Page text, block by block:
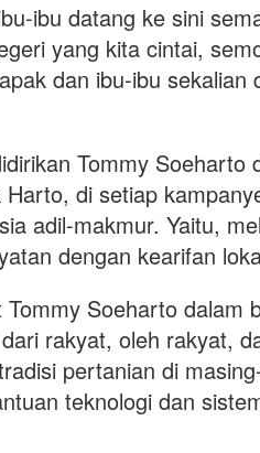
ibu datang ke sini
yang kita cintai,
dan ibu-ibu sekalian
Tommy Soeharto
di setiap
adil-makmur. Yaitu,
dengan kearifan
Soeharto dalam
rakyat, oleh rakyat,
pertanian di
teknologi dan